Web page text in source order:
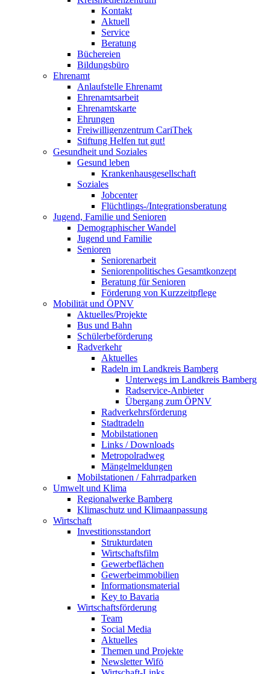
Kontakt
Aktuell
Service
Beratung
Büchereien
Bildungsbüro
Ehrenamt
Anlaufstelle Ehrenamt
Ehrenamtsarbeit
Ehrenamtskarte
Ehrungen
Freiwilligenzentrum CariThek
Stiftung Helfen tut gut!
Gesundheit und Soziales
Gesund leben
Krankenhausgesellschaft
Soziales
Jobcenter
Flüchtlings-/Integrationsberatung
Jugend, Familie und Senioren
Demographischer Wandel
Jugend und Familie
Senioren
Seniorenarbeit
Seniorenpolitisches Gesamtkonzept
Beratung für Senioren
Förderung von Kurzzeitpflege
Mobilität und ÖPNV
Aktuelles/Projekte
Bus und Bahn
Schülerbeförderung
Radverkehr
Aktuelles
Radeln im Landkreis Bamberg
Unterwegs im Landkreis Bamberg
Radservice-Anbieter
Übergang zum ÖPNV
Radverkehrsförderung
Stadtradeln
Mobilstationen
Links / Downloads
Metropolradweg
Mängelmeldungen
Mobilstationen / Fahrradparken
Umwelt und Klima
Regionalwerke Bamberg
Klimaschutz und Klimaanpassung
Wirtschaft
Investitionsstandort
Strukturdaten
Wirtschaftsfilm
Gewerbeflächen
Gewerbeimmobilien
Informationsmaterial
Key to Bavaria
Wirtschaftsförderung
Team
Social Media
Aktuelles
Themen und Projekte
Newsletter Wifö